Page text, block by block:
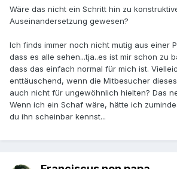
Wäre das nicht ein Schritt hin zu
Auseinandersetzung gewesen?
Ich finds immer noch nicht mutig aus einer
dass es alle sehen...tja..es ist mir schon zu
dass das einfach normal für mich ist.
enttäuschend, wenn die Mitbesucher
auch nicht für ungewöhnlich hielten? Das
Wenn ich ein Schaf wäre, hätte ich
du ihn scheinbar kennst...